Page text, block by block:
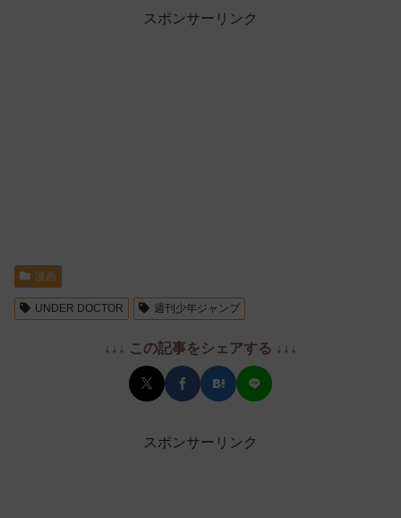
スポンサーリンク
漫画
UNDER DOCTOR 週刊少年ジャンプ
↓↓↓ この記事をシェアする ↓↓↓
スポンサーリンク